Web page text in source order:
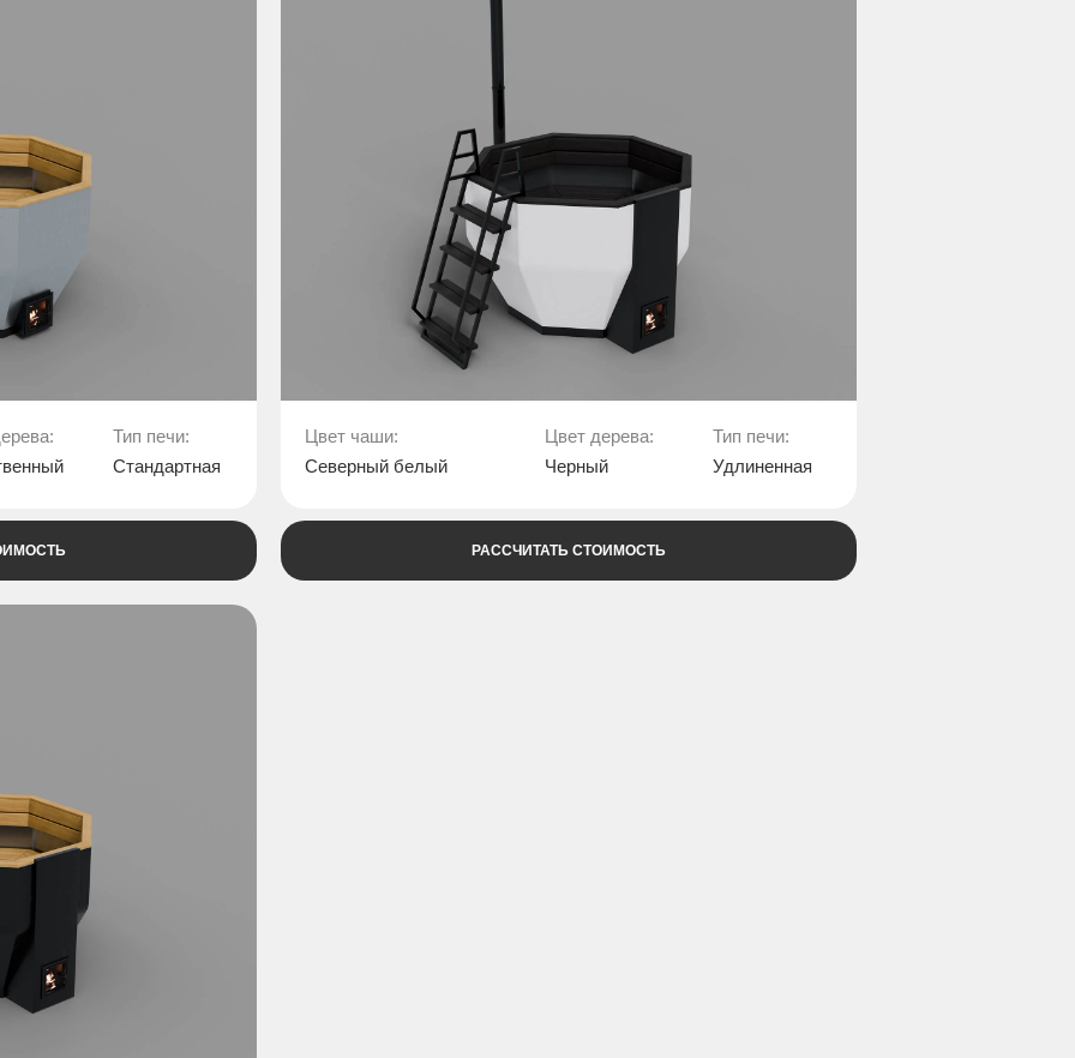
Тип печи:
Стандартная
Удлиненная
Тип печи:
Черный
Цвет дерева:
Северный белый
Цвет чаши:
РАССЧИТАТЬ СТОИМОСТЬ